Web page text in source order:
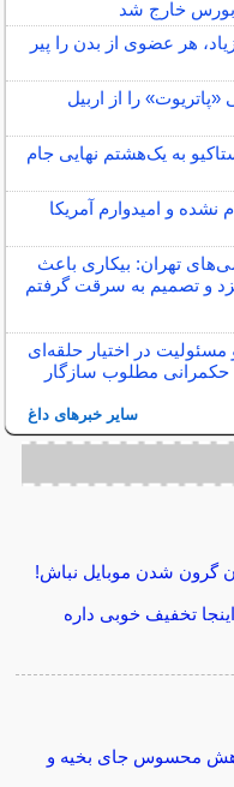
هر عضوی از بدن را پیر
را از اربیل
به یک‌هشتم نهایی جام
نشده و امیدوارم آمریکا
تهران: بیکاری باعث
و تصمیم به سرقت گرفتم
در اختیار حلقه‌ای
حکمرانی مطلوب سازگار
سایر خبرهای داغ
گرون شدن موبایل نباش!
اینجا تخفیف خوبی داره
محسوس جای بخیه و